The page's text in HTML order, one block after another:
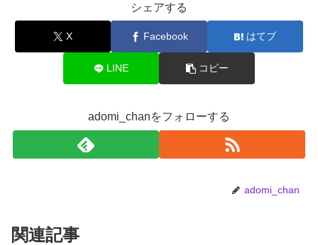
シェアする
X Facebook はてブ
LINE コピー
adomi_chanをフォローする
adomi_chan
関連記事